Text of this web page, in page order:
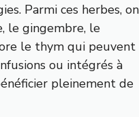
Parmi ces herbes, on
le gingembre, le
le thym qui peuvent
ou intégrés à
pleinement de